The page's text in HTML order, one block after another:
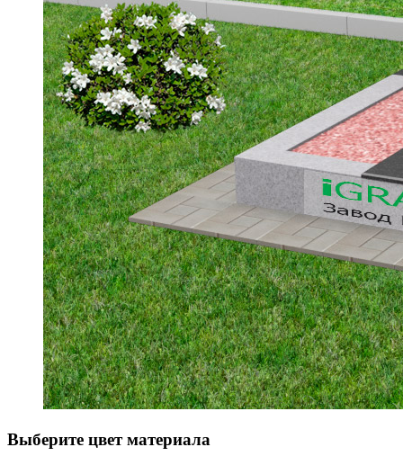
Выберите цвет материала